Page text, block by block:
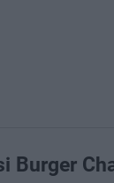
Burger